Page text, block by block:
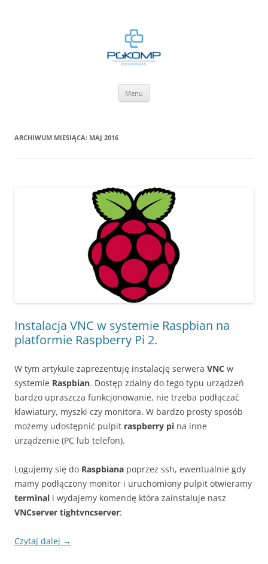
Menu
ARCHIWUM MIESIĄCA: MAJ 2016
Instalacja VNC w systemie Raspbian na
platformie Raspberry Pi 2.
W tym artykule zaprezentuję instalację serwera VNC w
systemie Raspbian. Dostęp zdalny do tego typu urządzeń
bardzo upraszcza funkcjonowanie, nie trzeba podłączać
klawiatury, myszki czy monitora. W bardzo prosty sposób
możemy udostępnić pulpit raspberry pi na inne
urządzenie (PC lub telefon).
Logujemy się do Raspbiana poprzez ssh, ewentualnie gdy
mamy podłączony monitor i uruchomiony pulpit otwieramy
terminal i wydajemy komendę która zainstaluje nasz
VNCserver tightvncserver:
Czytaj dalej →